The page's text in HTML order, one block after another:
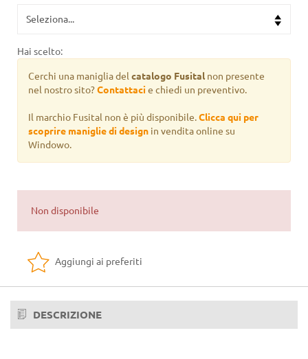
Hai scelto:
Cerchi una maniglia del catalogo Fusitalnon presente
nel nostro sito?Contattacie chiedi un preventivo.
Il marchio Fusital non è più disponibile.Clicca qui per
scoprire maniglie di design in vendita online su
Windowo.
Non disponibile
Aggiungi ai preferiti
DESCRIZIONE